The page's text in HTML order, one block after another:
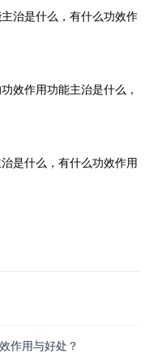
治是什么，有什么功效作
效作用功能主治是什么，
是什么，有什么功效作用
作用与好处？